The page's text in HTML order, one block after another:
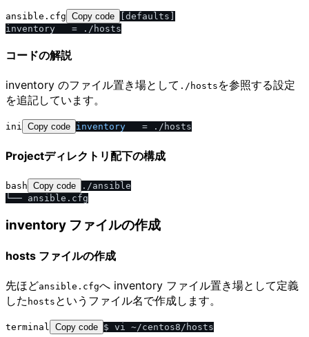
ansible.cfg Copy code
[defaults]
コードの解説
inventory のファイル置き場として .​/​hosts を参照する設定
を追記しています。
ini Copy code inventory
Projectディレクトリ配下の構成
bash Copy code
./ansible
inventory ファイルの作成
hosts ファイルの作成
先ほどansible.cfgへ inventory ファイル置き場として定義
した hosts というファイル名で作成します。
terminal Copy code